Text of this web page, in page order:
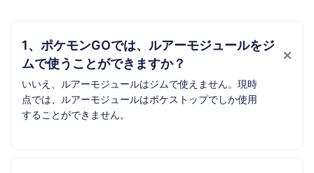
1、ポケモンGOでは、ルアーモジュールをジ
ムで使うことができますか？
いいえ、ルアーモジュールはジムで使えません。現時
点では、ルアーモジュールはポケストップでしか使用
することができません。